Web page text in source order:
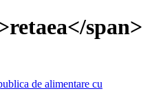
span>